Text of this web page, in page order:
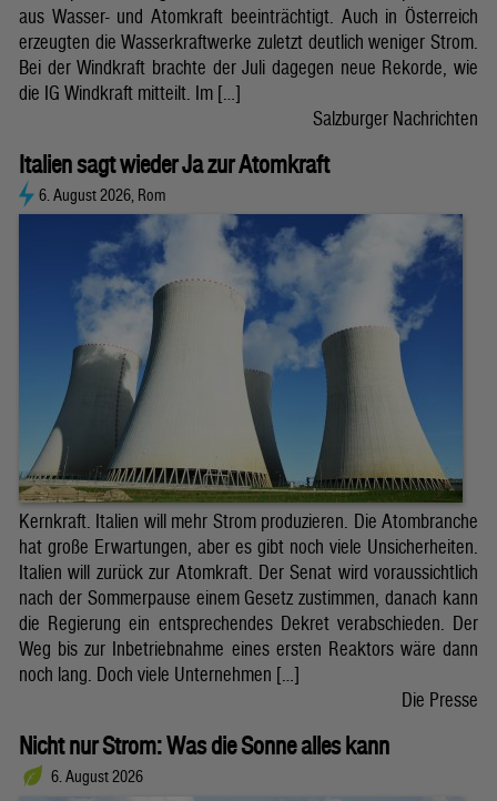
aus Wasser- und Atomkraft beeinträchtigt. Auch in Österreich
erzeugten die Wasserkraftwerke zuletzt deutlich weniger Strom.
Bei der Windkraft brachte der Juli dagegen neue Rekorde, wie
die IG Windkraft mitteilt. Im […]
Salzburger Nachrichten
Italien sagt wieder Ja zur Atomkraft
6. August 2026, Rom
Kernkraft. Italien will mehr Strom produzieren. Die Atombranche
hat große Erwartungen, aber es gibt noch viele Unsicherheiten.
Italien will zurück zur Atomkraft. Der Senat wird voraussichtlich
nach der Sommerpause einem Gesetz zustimmen, danach kann
die Regierung ein entsprechendes Dekret verabschieden. Der
Weg bis zur Inbetriebnahme eines ersten Reaktors wäre dann
noch lang. Doch viele Unternehmen […]
Die Presse
Nicht nur Strom: Was die Sonne alles kann
6. August 2026